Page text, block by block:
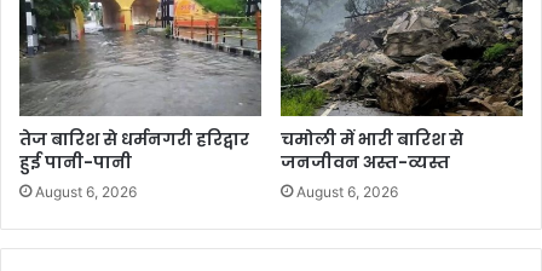
तेज बारिश से धर्मनगरी हरिद्वार
हुई पानी-पानी
August 6, 2026
चमोली में भारी बारिश से
जनजीवन अस्त-व्यस्त
August 6, 2026